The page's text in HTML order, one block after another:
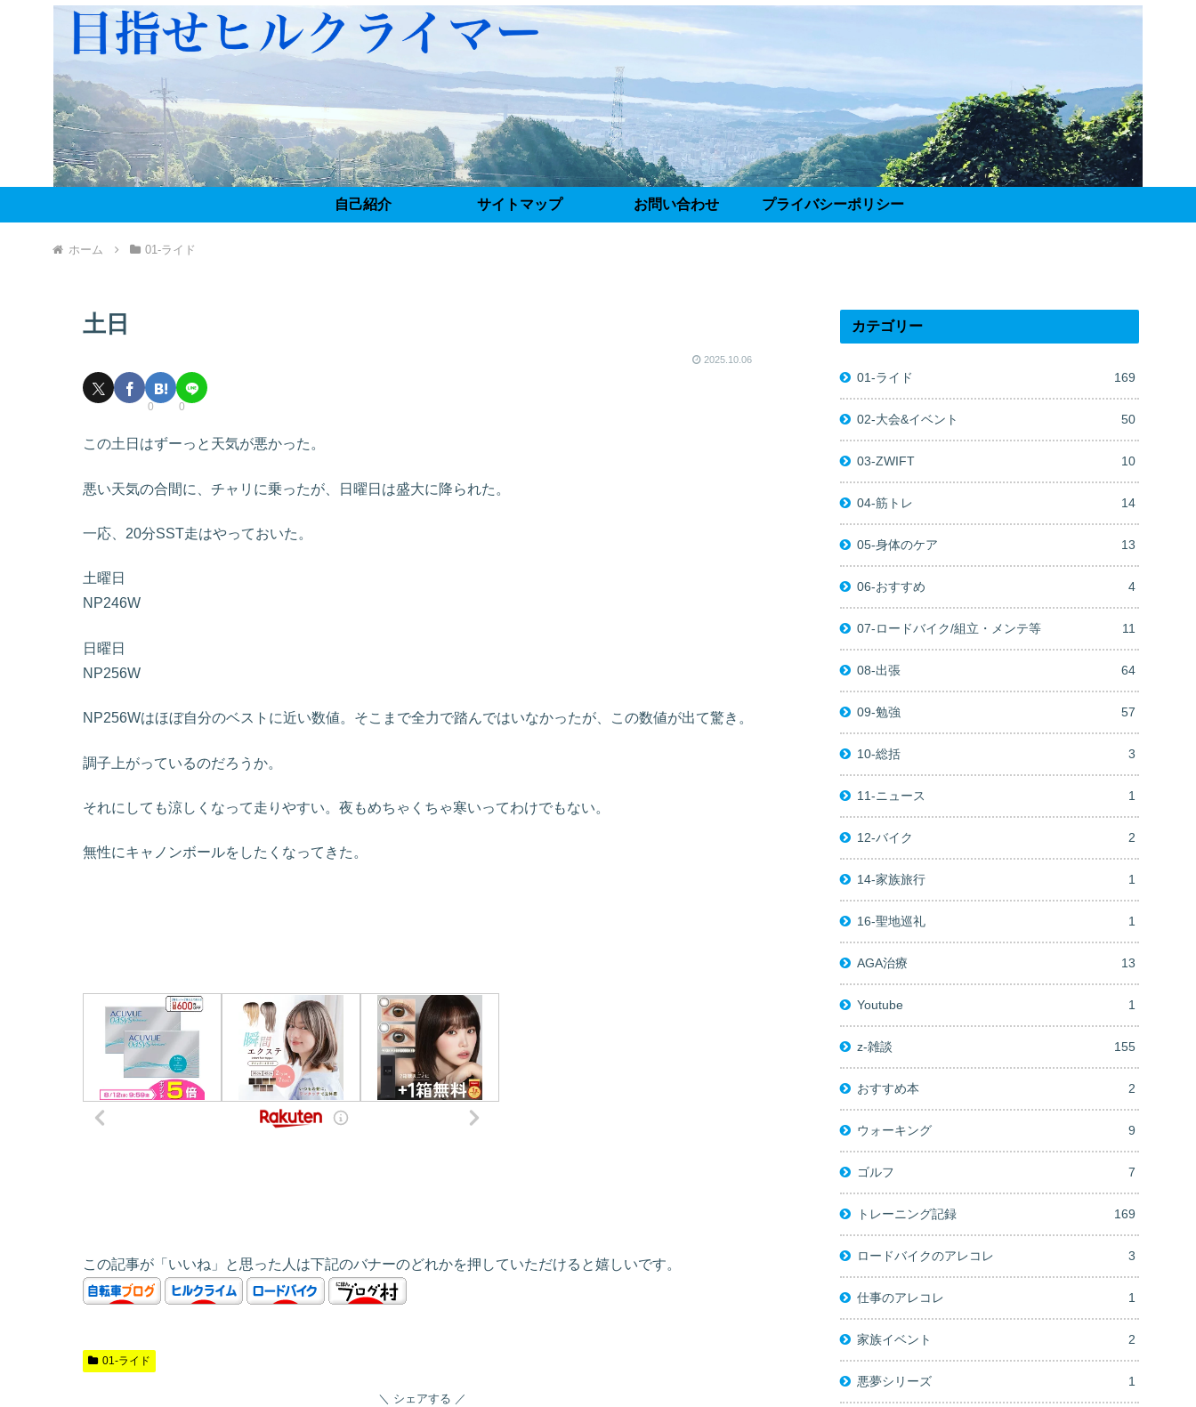
自己紹介 サイトマップ お問い合わせ プライバシーポリシー
ホーム 01-ライド
土日
2025.10.06
0 0
この土日はずーっと天気が悪かった。
悪い天気の合間に、チャリに乗ったが、日曜日は盛大に降られた。
一応、20分SST走はやっておいた。
土曜日
NP246W
日曜日
NP256W
NP256Wはほぼ自分のベストに近い数値。そこまで全力で踏んではいなかったが、この数値が出て驚き。
調子上がっているのだろうか。
それにしても涼しくなって走りやすい。夜もめちゃくちゃ寒いってわけでもない。
無性にキャノンボールをしたくなってきた。
この記事が「いいね」と思った人は下記のバナーのどれかを押していただけると嬉しいです。
01-ライド
シェアする
カテゴリー
01-ライド 169
02-大会&イベント 50
03-ZWIFT 10
04-筋トレ 14
05-身体のケア 13
06-おすすめ 4
07-ロードバイク/組立・メンテ等 11
08-出張 64
09-勉強 57
10-総括 3
11-ニュース 1
12-バイク 2
14-家族旅行 1
16-聖地巡礼 1
AGA治療 13
Youtube 1
z-雑談 155
おすすめ本 2
ウォーキング 9
ゴルフ 7
トレーニング記録 169
ロードバイクのアレコレ 3
仕事のアレコレ 1
家族イベント 2
悪夢シリーズ 1